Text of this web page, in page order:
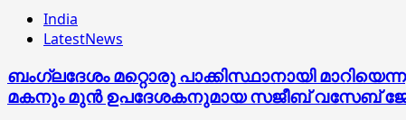
India
LatestNews
ബംഗ്ലദേശം മറ്റൊരു പാക്കിസ്ഥാനായി
മകനും മുൻ ഉപദേശകനുമായ സജീബ് വസേബ്